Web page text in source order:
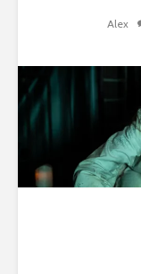
Alex